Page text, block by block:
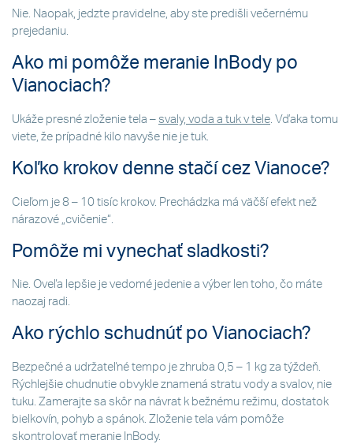
Nie. Naopak, jedzte pravidelne, aby ste predišli večernému
prejedaniu.
Ako mi pomôže meranie InBody po
Vianociach?
Ukáže presné zloženie tela – svaly, voda a tuk v tele . Vďaka tomu
viete, že prípadné kilo navyše nie je tuk.
Koľko krokov denne stačí cez Vianoce?
Cieľom je 8 – 10 tisíc krokov. Prechádzka má väčší efekt než
nárazové „cvičenie“.
Pomôže mi vynechať sladkosti?
Nie. Oveľa lepšie je vedomé jedenie a výber len toho, čo máte
naozaj radi.
Ako rýchlo schudnúť po Vianociach?
Bezpečné a udržateľné tempo je zhruba 0,5 – 1 kg za týždeň.
Rýchlejšie chudnutie obvykle znamená stratu vody a svalov, nie
tuku. Zamerajte sa skôr na návrat k bežnému režimu, dostatok
bielkovín, pohyb a spánok. Zloženie tela vám pomôže
skontrolovať meranie InBody.